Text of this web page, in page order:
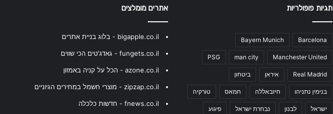
תגיות פופולריות
Barcelona
Bayern Munich
Manchester United
man city
PSG
Real Madrid איראן ביטחון
בנימין נתניהו חיזבאללה חמאס טורקיה
ישראל לבנון נבחרת ישראל פיגוע
אתרים מומלצים
bigapple.co.il - בלוג בניית אתרים
fungets.co.il - גאדג'טים הכי שווים
azone.co.il - הכל על קניה באמזון
zipzap.co.il - מוצרי חשמל במחירים הגיוניים
fnews.co.il - חדשות כלכלה